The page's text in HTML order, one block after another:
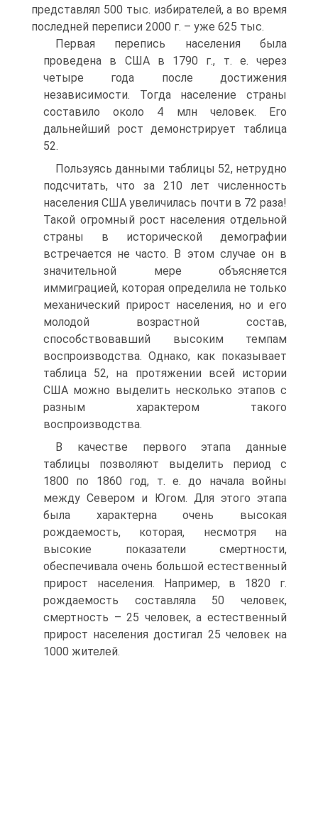
представлял 500 тыс. избирателей, а во время
последней переписи 2000 г. – уже 625 тыс.
Первая перепись населения была
проведена в США в 1790 г., т. е. через
четыре года после достижения
независимости. Тогда население страны
составило около 4 млн человек. Его
дальнейший рост демонстрирует таблица
52.
Пользуясь данными таблицы 52, нетрудно
подсчитать, что за 210 лет численность
населения США увеличилась почти в 72 раза!
Такой огромный рост населения отдельной
страны в исторической демографии
встречается не часто. В этом случае он в
значительной мере объясняется
иммиграцией, которая определила не только
механический прирост населения, но и его
молодой возрастной состав,
способствовавший высоким темпам
воспроизводства. Однако, как показывает
таблица 52, на протяжении всей истории
США можно выделить несколько этапов с
разным характером такого
воспроизводства.
В качестве первого этапа данные
таблицы позволяют выделить период с
1800 по 1860 год, т. е. до начала войны
между Севером и Югом. Для этого этапа
была характерна очень высокая
рождаемость, которая, несмотря на
высокие показатели смертности,
обеспечивала очень большой естественный
прирост населения. Например, в 1820 г.
рождаемость составляла 50 человек,
смертность – 25 человек, а естественный
прирост населения достигал 25 человек на
1000 жителей.